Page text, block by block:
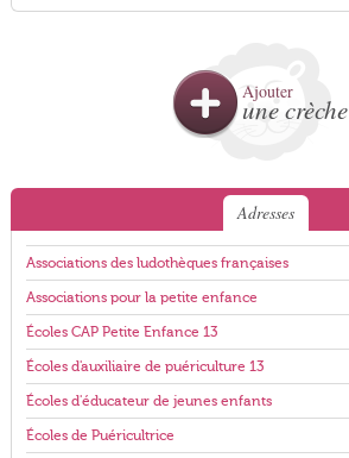
Ajouter
une crèche
Adresses
Associations des ludothèques françaises
Associations pour la petite enfance
Écoles CAP Petite Enfance 13
Écoles d'auxiliaire de puériculture 13
Écoles d'éducateur de jeunes enfants
Écoles de Puéricultrice